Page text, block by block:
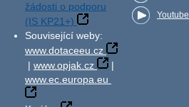
žádosti o podporu
(IS KP21+)
Související weby:
www.dotaceeu.cz
| www.opjak.cz
|
www.ec.europa.eu
Youtube